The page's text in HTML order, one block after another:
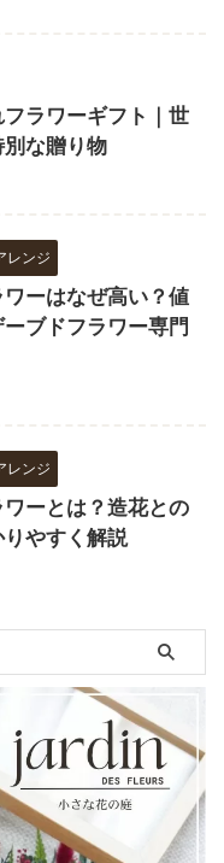
ラワーギフト｜世
な贈り物
レンジ
ーはなぜ高い？値
ブドフラワー専門
レンジ
ーとは？造花との
やすく解説